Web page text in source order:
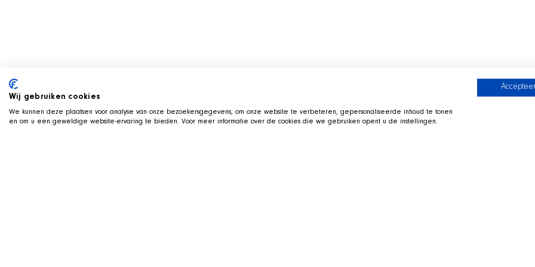
Wij gebruiken cookies
We kunnen deze plaatsen voor analyse van onze bezoekersgegevens, om onze website te verbeteren, gepersonaliseerde inhoud te tonen
en om u een geweldige website-ervaring te bieden. Voor meer informatie over de cookies die we gebruiken opent u de instellingen.